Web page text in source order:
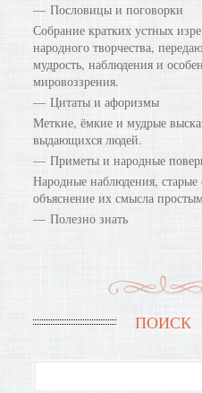
Пословицы и поговорки
Собрание кратких устных
народного творчества,
мудрость, наблюдения и
мировоззрения.
Цитаты и афоризмы
Меткие, ёмкие и мудрые
выдающихся людей.
Приметы и народные
Народные наблюдения, старые
объяснение их смысла
Полезно знать
ПОИСК